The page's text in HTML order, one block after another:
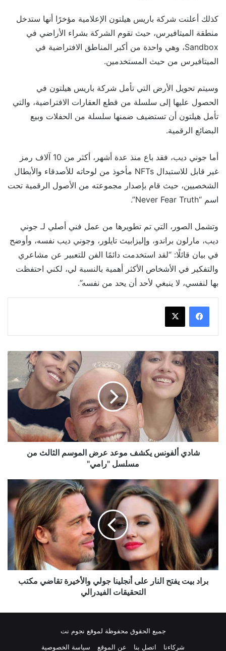
كذلك أعلنت شركة باريس هيلتون الإعلامية مؤخرًا أنها ستدخل
منطقة الميتافيرس، حيث تقوم الشركة بشراء الأراضي في
Sandbox، وهي واحدة من أكبر المناطق الافتراضية في
الميتافيرس من حيث المستخدمين.
وسيتم تحويل الأرض التي تأمل شركة باريس هيلتون في
الحصول عليها إلى سلسلة من قطع العقارات الافتراضية، والتي
تأمل هيلتون أن تستضيف ضمنها سلسلة من الحفلات وبيع
البضائع الرقمية.
أما جوني ديب، فقد باع منذ عدة أشهر، أكثر من 10 آلاف رمز
غير قابل للاستبدال NFTs مأخوذ من لوحاته للأصدقاء والأبطال
الشخصيين، حيث قام بإصدار مجموعته من الأصول الرقمية تحت
اسم “Never Fear Truth”.
وتشمل الصور، التي تم تطويرها من عمل فني أصلي لـ جوني
ديب، مارلون براندو، وإليزابيث تايلور، وجوني ديب نفسه، وأوضح
في بيان قائلًا: “لقد استخدمت دائمًا الفن للتعبير عن مشاعري
والتفكير في الأشخاص الأكثر أهمية بالنسبة لي، لكني احتفظت
بها لنفسي، لا ينبغي لأحد أن يحد من نفسه”.
شادي
ألفونس
يكشف
موعد
عرض
الموسم
الثالث
من
مسلسل
شادي ألفونس يكشف موعد عرض الموسم الثالث من
مسلسل "رامي"
بيت
يفتح
النار
على
جولي
والأخيرة
تقاضي
مكتببراد بيت يفتح النار على أنجلينا جولي والأخيرة تقاضي مكتب
التحقيقات الفيدرالي
جميع الحقوق محفوظة لموقع نجوم نت
شركاءنا
اتصل بنا عن الموقع سياسة الخصوصية